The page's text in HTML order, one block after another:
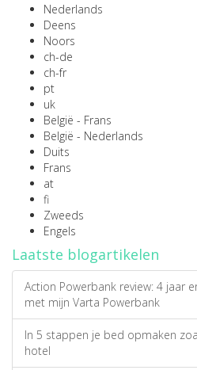
Nederlands
Deens
Noors
ch-de
ch-fr
pt
uk
België - Frans
België - Nederlands
Duits
Frans
at
fi
Zweeds
Engels
Laatste blogartikelen
Action Powerbank review: 4 jaar
met mijn Varta Powerbank
In 5 stappen je bed opmaken
hotel